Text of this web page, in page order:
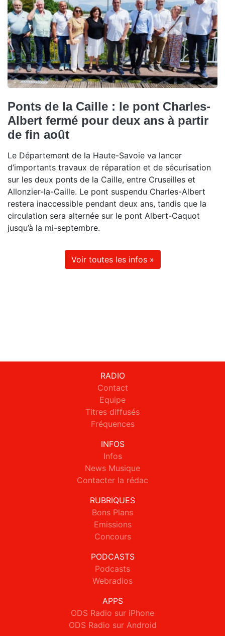
Ponts de la Caille : le pont Charles-
Albert fermé pour deux ans à partir
de fin août
Le Département de la Haute-Savoie va lancer
d’importants travaux de réparation et de sécurisation
sur les deux ponts de la Caille, entre Cruseilles et
Allonzier-la-Caille. Le pont suspendu Charles-Albert
restera inaccessible pendant deux ans, tandis que la
circulation sera alternée sur le pont Albert-Caquot
jusqu’à la mi-septembre.
Voir toutes les infos »
RADIO
Contact
Equipe
Titres diffusés
Fréquences
INFOS
Infos
News Musique
Contacter la rédac
RUBRIQUES
Bons Plans
Emissions
Concours
PODCASTS
Podcasts
Webradios
APPS
ODS Radio sur iPhone
ODS Radio sur Android